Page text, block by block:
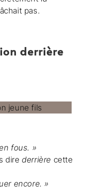
pas.
derrière
fous. »
direderrière cette
encore. »